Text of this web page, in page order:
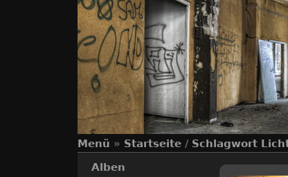
Menü » Startseite / Schlagwort
Alben